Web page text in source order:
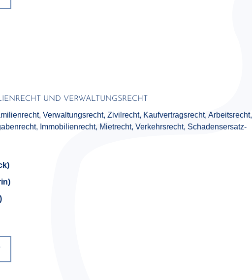
UND VERWALTUNGSRECHT
Verwaltungsrecht, Zivilrecht, Kaufvertrags­recht, Arbeitsrecht,
Immobilien­recht, Mietrecht, Verkehrs­recht, Schadensersatz­